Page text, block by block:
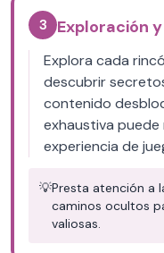
3 Exploración
Explora cada
descubrir
contenido
exhaustiva
experiencia de
💡Presta atención a
caminos ocultos
valiosas.